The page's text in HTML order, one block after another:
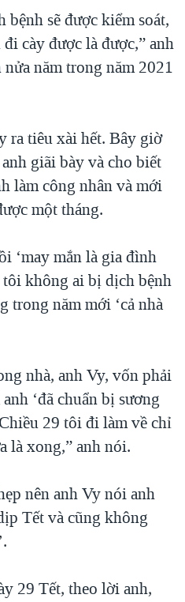
sẽ được kiểm soát,
cày được là được,” anh
năm trong năm 2021
ra tiêu xài hết. Bây giờ
giãi bày và cho biết
làm công nhân và mới
một tháng.
‘may mắn là gia đình
không ai bị dịch bệnh
trong năm mới ‘cả nhà
nhà, anh Vy, vốn phải
‘đã chuẩn bị sương
29 tôi đi làm về chỉ
là xong,” anh nói.
nên anh Vy nói anh
Tết và cũng không
29 Tết, theo lời anh,